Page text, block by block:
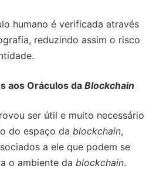
humano é verificada através
reduzindo assim o risco
aos Oráculos da Blockchain
ser útil e muito necessário
do espaço da blockchain,
a ele que podem se
o ambiente da blockchain.